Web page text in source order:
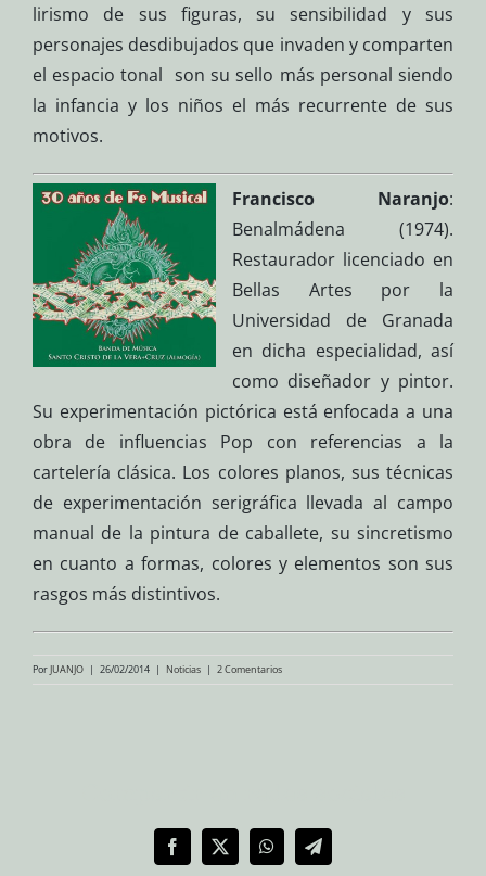
lirismo de sus figuras, su sensibilidad y sus
personajes desdibujados que invaden y comparten
el espacio tonal son su sello más personal siendo
la infancia y los niños el más recurrente de sus
motivos.
Francisco Naranjo:
Benalmádena (1974).
Restaurador licenciado en
Bellas Artes por la
Universidad de Granada
en dicha especialidad, así
como diseñador y pintor.
Su experimentación pictórica está enfocada a una
obra de influencias Pop con referencias a la
cartelería clásica. Los colores planos, sus técnicas
de experimentación serigráfica llevada al campo
manual de la pintura de caballete, su sincretismo
en cuanto a formas, colores y elementos son sus
rasgos más distintivos.
PorJUANJO | 26/02/2014 | Noticias | 2 Comentarios
Facebook
X WhatsAppTelegram